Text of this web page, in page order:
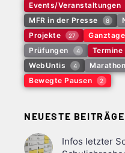
Events/Veranstaltungen
MFR in der Presse 8
Projekte 27
Prüfungen 4 Termine
WebUntis 4 Marathon
Bewegte Pausen 2
NEUESTE BEITRÄGE
Infos letzter